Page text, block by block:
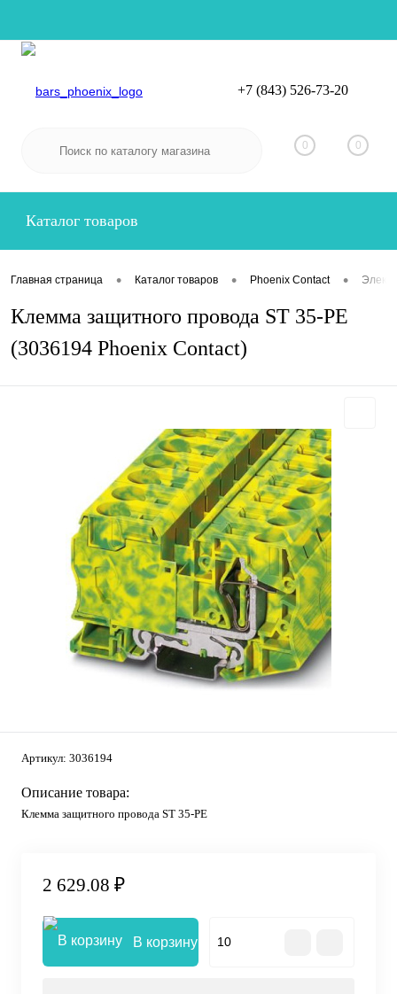
Вход
+7 (843) 526-73-20
0 0
Каталог товаров
Главная страница • Каталог товаров • Phoenix Contact •
Клемма защитного провода ST 35-PE
(3036194 Phoenix Contact)
Артикул: 3036194
Описание товара:
Клемма защитного провода ST 35-PE
2 629.08 ₽
В корзину